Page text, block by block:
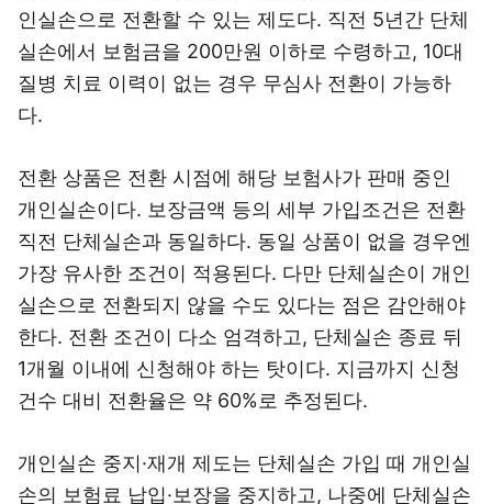
인실손으로 전환할 수 있는 제도다. 직전 5년간 단체
실손에서 보험금을 200만원 이하로 수령하고, 10대
질병 치료 이력이 없는 경우 무심사 전환이 가능하
다.
전환 상품은 전환 시점에 해당 보험사가 판매 중인
개인실손이다. 보장금액 등의 세부 가입조건은 전환
직전 단체실손과 동일하다. 동일 상품이 없을 경우엔
가장 유사한 조건이 적용된다. 다만 단체실손이 개인
실손으로 전환되지 않을 수도 있다는 점은 감안해야
한다. 전환 조건이 다소 엄격하고, 단체실손 종료 뒤
1개월 이내에 신청해야 하는 탓이다. 지금까지 신청
건수 대비 전환율은 약 60%로 추정된다.
개인실손 중지·재개 제도는 단체실손 가입 때 개인실
손의 보험료 납입·보장을 중지하고, 나중에 단체실손